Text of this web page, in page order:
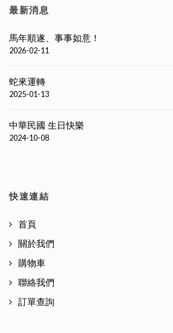
最新消息
馬年順遂、事事如意！
2026-02-11
蛇來運轉
2025-01-13
中華民國 生日快樂
2024-10-08
快速連結
首頁
關於我們
購物車
聯絡我們
訂單查詢